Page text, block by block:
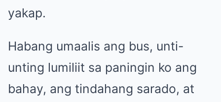
yakap.
Habang umaalis ang bus, unti-
unting lumiliit sa paningin ko ang
bahay, ang tindahang sarado, at